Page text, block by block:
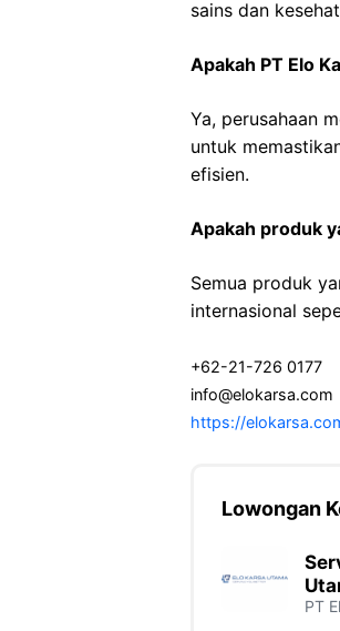
sains dan
Apakah PT Elo
Ya, perusahaan
untuk
efisien.
Apakah produk
Semua produk
internasional
+62-21-726 0177
info@elokarsa.com
https://
Lowongan
PT